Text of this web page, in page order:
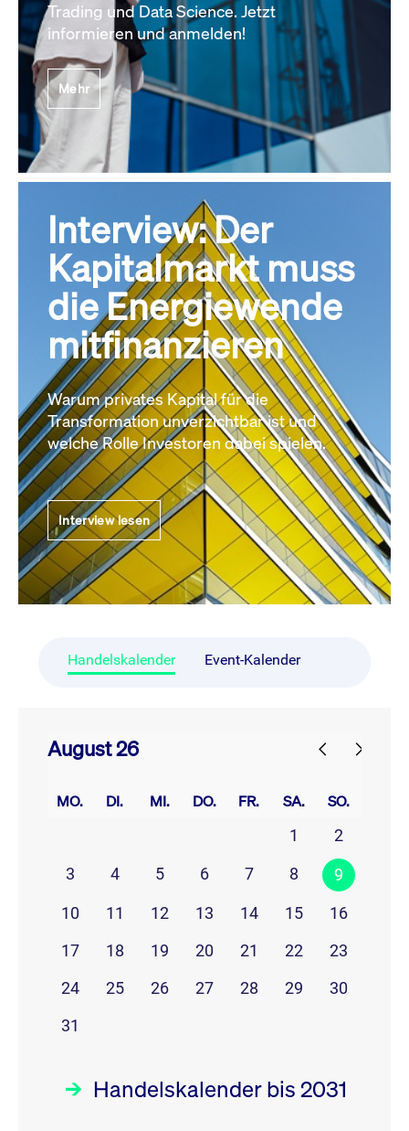
Trading und Data Science. Jetzt
informieren und anmelden!
Mehr
Interview: Der
Kapitalmarkt muss
die Energiewende
mitfinanzieren
Warum privates Kapital für die
Transformation unverzichtbar ist und
welche Rolle Investoren dabei spielen.
Interview lesen
Handelskalender Event-Kalender
August 26
MO. DI. MI. DO. FR. SA. SO.
1
2
3
4 5 6 7 8 9
10 11 12 13 14 15
16
17
18 19 20 21 22
23
24
25 26 27 28 29
30
31
Handelskalender bis 2031